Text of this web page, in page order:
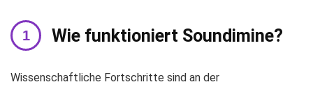
Wie funktioniert Soundimine?
Wissenschaftliche Fortschritte sind an der